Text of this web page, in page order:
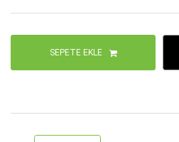
SEPETE EKLE